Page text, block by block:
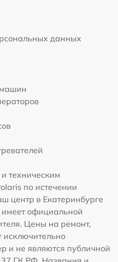
данных
техническим
по истечении
центр в Екатеринбурге
имеет официальной
Цены на ремонт,
исключительно
и не являются публичной